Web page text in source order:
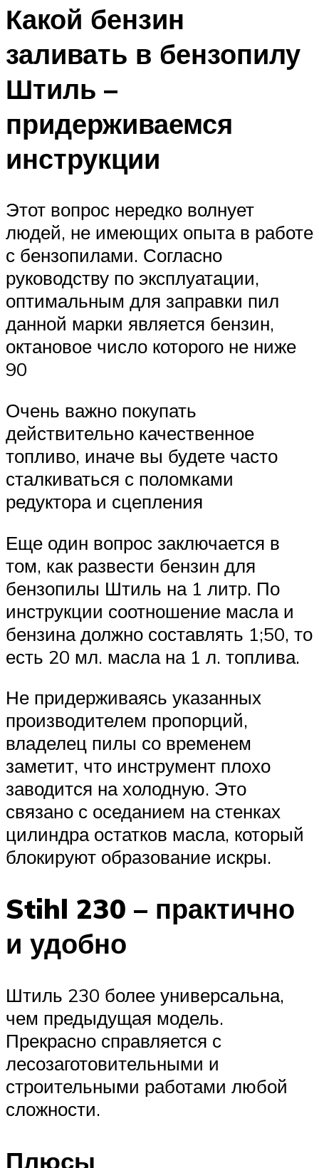
Какой бензин
заливать в бензопилу
Штиль –
придерживаемся
инструкции
Этот вопрос нередко волнует
людей, не имеющих опыта в работе
с бензопилами. Согласно
руководству по эксплуатации,
оптимальным для заправки пил
данной марки является бензин,
октановое число которого не ниже
90
Очень важно покупать
действительно качественное
топливо, иначе вы будете часто
сталкиваться с поломками
редуктора и сцепления
Еще один вопрос заключается в
том, как развести бензин для
бензопилы Штиль на 1 литр. По
инструкции соотношение масла и
бензина должно составлять 1;50, то
есть 20 мл. масла на 1 л. топлива.
Не придерживаясь указанных
производителем пропорций,
владелец пилы со временем
заметит, что инструмент плохо
заводится на холодную. Это
связано с оседанием на стенках
цилиндра остатков масла, который
блокируют образование искры.
Stihl 230 – практично
и удобно
Штиль 230 более универсальна,
чем предыдущая модель.
Прекрасно справляется с
лесозаготовительными и
строительными работами любой
сложности.
Плюсы